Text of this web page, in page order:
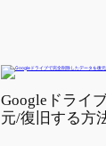
Googleドライ
元/復旧する方